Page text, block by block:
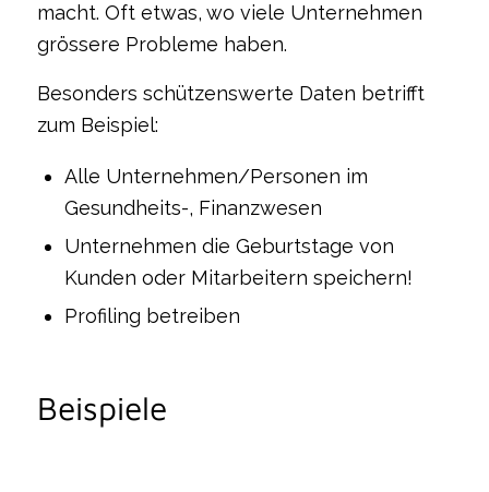
macht. Oft etwas, wo viele Unternehmen
grössere Probleme haben.
Besonders schützenswerte Daten betrifft
zum Beispiel:
Alle Unternehmen/Personen im
Gesundheits-, Finanzwesen
Unternehmen die Geburtstage von
Kunden oder Mitarbeitern speichern!
Profiling betreiben
Beispiele